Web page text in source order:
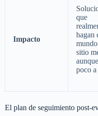
Impacto
que
hagan
sitio
poco
El plan de seguimiento post-